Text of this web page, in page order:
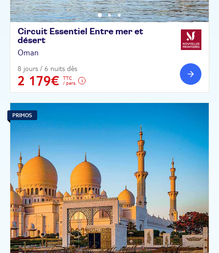
Circuit Essentiel Entre mer et
désert
Oman
8 jours / 6 nuits dès
2 179€
TTC
/ pers.
PRIMOS